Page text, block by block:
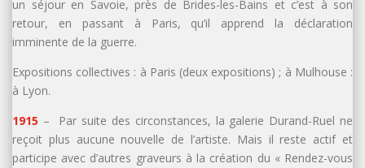
un séjour en Savoie, près de Brides-les-Bains et c’est à son
retour, en passant à Paris, qu’il apprend la déclaration
imminente de la guerre.
Expositions collectives : à Paris (deux expositions) ; à Mulhouse :
à Lyon.
1915 – Par suite des circonstances, la galerie Durand-Ruel ne
reçoit plus aucune nouvelle de l’artiste. Mais il reste actif et
participe avec d’autres graveurs à la création du « Rendez-vous